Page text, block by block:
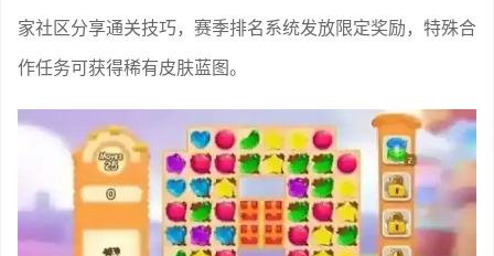
家社区分享通关技巧，赛季排名系统发放限定奖励，特殊合
作任务可获得稀有皮肤蓝图。